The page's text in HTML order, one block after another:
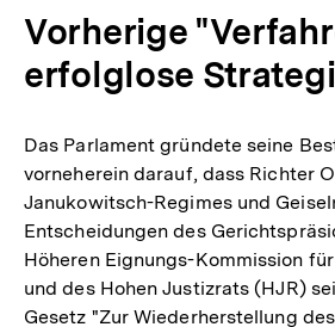
Vorherige
erfolglose
Das Parlament gründete seine
vorneherein darauf, dass Richter
Janukowitsch-Regimes und
Entscheidungen des
Höheren Eignungs-Kommission
und des Hohen Justizrats (HJR)
Gesetz "Zur Wiederherstellung